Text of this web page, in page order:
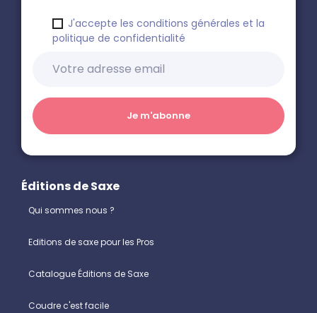
J'accepte les conditions générales et la
politique de confidentialité
Éditions de Saxe
Qui sommes nous ?
Editions de saxe pour les Pros
Catalogue Éditions de Saxe
Coudre c'est facile